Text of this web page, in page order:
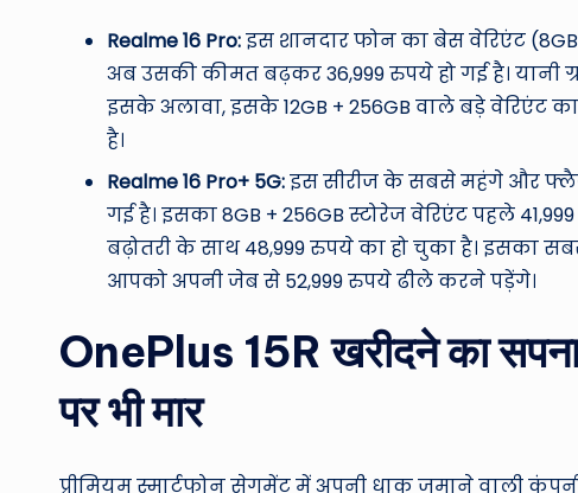
Realme 16 Pro:इस शानदार फोन का बेस वेरिएंट (8GB
अब उसकी कीमत बढ़कर 36,999 रुपये हो गई है। यानी
इसके अलावा, इसके 12GB + 256GB वाले बड़े वेरिएंट
है।
Realme 16 Pro+ 5G:इस सीरीज के सबसे महंगे और
गई है। इसका 8GB + 256GB स्टोरेज वेरिएंट पहले
बढ़ोतरी के साथ 48,999 रुपये का हो चुका है। इसका
आपको अपनी जेब से 52,999 रुपये ढीले करने पड़ेंगे।
OnePlus 15R खरीदने का
पर भी मार
प्रीमियम स्मार्टफोन सेगमेंट में अपनी धाक जमाने वाली